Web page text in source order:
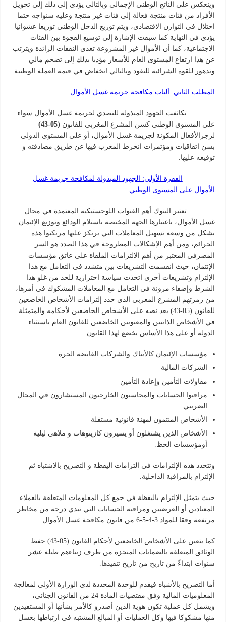
وينعكس على الناتج الوطني الإجمالي وبالتالي يؤدي إلى ذلك إلى تحويل
الأفراد من فئات منتجة فعالة إلى فئات غير منتجة وعليه سنواجه حتما
اختلال في التوازن الاقتصادي، ويتم توزيع الدخل الوطني توزيعا عشوائيا
يؤدي في النهاية كما سبقت الإشارة إلى توسيع الفجوة بين الفئات
الاجتماعية، كما أن الأموال غير المشروعة تغدي النفقات الزائدة ويترتب
عن هذا ارتفاع المستوى العام للأسعار مؤديا بذلك إلى تضخم مالي
وتدهور للقوة الشرائية للنقود وبالتالي انخفاض في قيمة العملة الوطنية.
المطلب الثاني: آليات مكافحة جريمة غسل الأموال
تكاثفت الجهود المبذولة للتصدي لجريمة غسل الأموال سواء
على المستوى الوطني كسن المشرع المغربي للقانون (05-43)
لزجرالأفعال المكونة لجريمة غسل الأموال، أو على المستوى الدولي
بسن اتفاقيات ومؤتمرات انخرط المغرب فيها عن طريق مصادقته و
توقيعه عليها.
الفقرة الأولى: الجهود المبذولة لمكافحة جريمة غسل
الأموال على المستوى الوطني.
تعتبر البنوك أهم القنوات اللوجستيكية المعتمدة في مجال
غسل الأموال، باعتبارها الجهة المختصة باستلام الودائع وتوزيع الإئتمان
بشكل من وسعه تسهيل المعاملات التي يرتكز عليها مرتكبوا هذه
الجرائم، ومن أهم الإشكالات المطروحة في هذا الصدد هو السر
المصرفي المعتبر من أهم الالتزامات الملقاة على عاتق مؤسسات
الإئتمان، حيث انقسمت التشريعات بين متشدد في التعامل مع هذا
الإلتزام وتشريعات أخرى اتخذت سياسة احترازية للحد من غلو هذا
الشرط وإضفاء مرونة في التعامل مع المعاملات المشكوك في أمرها،
من زمرتهم المشرع المغربي الذي حدد إلتزامات الأشخاص الخاضعين
للقانون (05-43) بعد نصه على الأشخاص الخاضعين لأحكامه والمتمثلة
في الأشخاص الذاتيين والمعنويين الخاضعين للقانون العام باستثناء
الدولة أو على هذا الأساس يخضع لهذا القانون:
مؤسسات الإئتمان كالأبناك والشركات القابضة الحرة
الشركات المالية
مقاولات التأمين وإعادة التأمين
مراقبوا الحسابات والمحاسبون الخارجيون المستشارون في المجال
الضريبي
الأشخاص المنتمون لمهنة قانونية مستقلة
الأشخاص الذين يشتغلون أو يسيرون كازينوهات و ملاهي ليلية
أومؤسسات الحظ.
وتتحدد هذه الإلتزامات في التزامات اليقظة و التصريح بالاشتباه ثم
الإلتزام بالمراقبة الداخلية.
حيث يتمثل الإلتزام باليقظة في جمع كل المعلومات المتعلقة بالعملاء
المعتادين أو العرضيين ومراقبة الحسابات التي تبدي درجة من مخاطر
مرتفعة وفقا للمواد 3-4-5-6 من قانون مكافحة غسل الأموال.
كما يتعين على الأشخاص الخاضعين لأحكام القانون (05-43) حفظ
الوثائق المتعلقة بالضمانات المنجزة من طرف زبناءهم طيلة عشر
سنوات ابتداءً من تاريخ من تاريخ تنفيذها.
أما التصريح بالأشباه فيقدم للوحدة المحددة لدى الوزارة الأولى لمعالجة
المعلوميات المالية وفق مقتضيات المادة 24 من القانون الجنائي،
ويشمل كل عملية تكون هوية الذين أصدرو كالأمر بشأنها أو المستفيدين
منها مشكوكا فيها وكل العمليات أو المبالغ المشتبه في ارتباطها بغسل